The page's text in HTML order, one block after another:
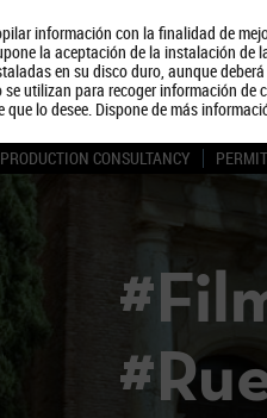
información con la finalidad de
la aceptación de la instalación
en su disco duro, aunque
utilizan para recoger información de
lo desee. Dispone de más
PRODUCTION CONSULTANCY